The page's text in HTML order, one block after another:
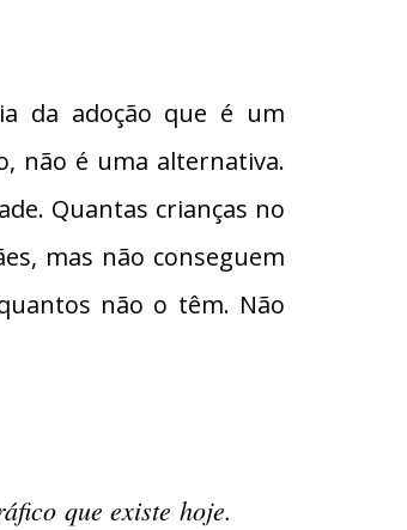
da adoção que é um
não é uma alternativa.
Quantas crianças no
mas não conseguem
não o têm. Não
que existe hoje.